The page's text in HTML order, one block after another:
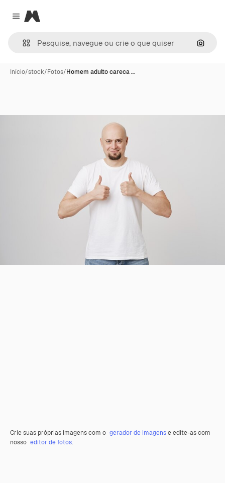
Close menu
Magnific
Início/stock/Fotos/Homem adulto careca …
Crie suas próprias imagens com o gerador de imagense edite-as com
nosso editor de fotos.